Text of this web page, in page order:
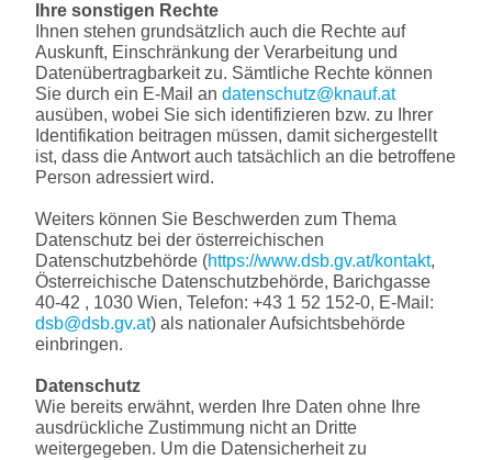
Ihre sonstigen Rechte
Ihnen stehen grundsätzlich auch die Rechte auf
Auskunft, Einschränkung der Verarbeitung und
Datenübertragbarkeit zu. Sämtliche Rechte können
Sie durch ein E-Mail an datenschutz@knauf.at
ausüben, wobei Sie sich identifizieren bzw. zu Ihrer
Identifikation beitragen müssen, damit sichergestellt
ist, dass die Antwort auch tatsächlich an die betroffene
Person adressiert wird.
Weiters können Sie Beschwerden zum Thema
Datenschutz bei der österreichischen
Datenschutzbehörde (https://www.dsb.gv.at/kontakt,
Österreichische Datenschutzbehörde, Barichgasse
40-42 , 1030 Wien, Telefon: +43 1 52 152-0, E-Mail:
dsb@dsb.gv.at) als nationaler Aufsichtsbehörde
einbringen.
Datenschutz
Wie bereits erwähnt, werden Ihre Daten ohne Ihre
ausdrückliche Zustimmung nicht an Dritte
weitergegeben. Um die Datensicherheit zu